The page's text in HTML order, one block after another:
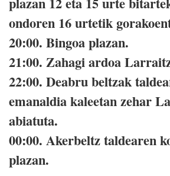
ondoren 16 urtetik
20:00. Bingoa plazan.
21:00. Zahagi ardoa
22:00. Deabru beltzak
emanaldia kaleetan zehar
abiatuta.
00:00. Akerbeltz taldearen
plazan.